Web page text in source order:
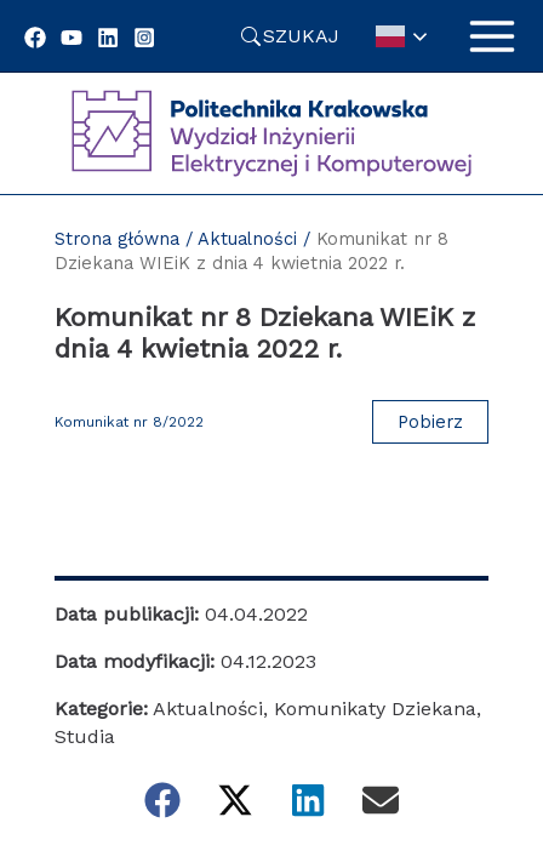
SZUKAJ
Strona główna/ Aktualności / Komunikat nr 8
Dziekana WIEiK z dnia 4 kwietnia 2022 r.
Komunikat nr 8 Dziekana WIEiK z
dnia 4 kwietnia 2022 r.
Komunikat nr 8/2022 Pobierz
Data publikacji: 04.04.2022
Data modyfikacji: 04.12.2023
Kategorie: Aktualności, Komunikaty Dziekana,
Studia